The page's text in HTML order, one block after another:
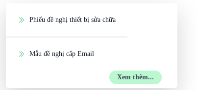
Phiếu đề nghị thiết bị sửa chữa
Mẫu đề nghị cấp Email
Xem thêm...